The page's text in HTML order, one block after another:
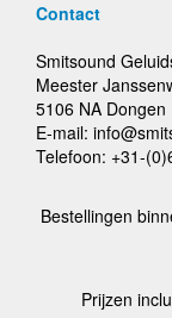
Contact
Smitsound
Meester
5106 NA Dongen
E-mail:
Telefoon: +31-
Bestellingen
Prijzen